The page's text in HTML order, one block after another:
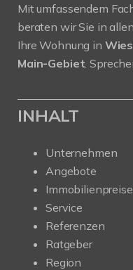
Mit umfassendem
beraten wir Sie in
Ihre Wohnung in
Main-Gebiet.
INHALT
Unternehmen
Angebote
Immobilienpreise
Service
Referenzen
Ratgeber
Region